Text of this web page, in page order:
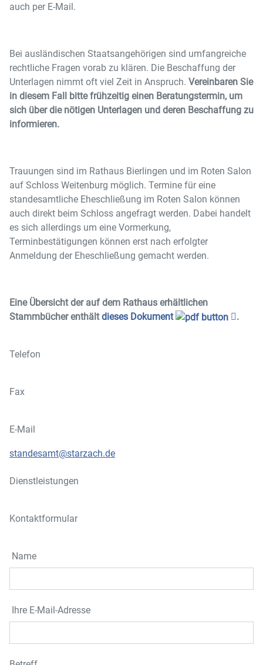
auch per E-Mail.
Bei ausländischen Staatsangehörigen sind umfangreiche
rechtliche Fragen vorab zu klären. Die Beschaffung der
Unterlagen nimmt oft viel Zeit in Anspruch. Vereinbaren Sie
in diesem Fall bitte frühzeitig einen Beratungstermin, um
sich über die nötigen Unterlagen und deren Beschaffung zu
informieren.
Trauungen sind im Rathaus Bierlingen und im Roten Salon
auf Schloss Weitenburg möglich. Termine für eine
standesamtliche Eheschließung im Roten Salon können
auch direkt beim Schloss angefragt werden. Dabei handelt
es sich allerdings um eine Vormerkung,
Terminbestätigungen können erst nach erfolgter
Anmeldung der Eheschließung gemacht werden.
Eine Übersicht der auf dem Rathaus erhältlichen
Stammbücher enthältdieses Dokument .
Telefon
Fax
E-Mail
standesamt@starzach.de
Dienstleistungen
Kontaktformular
Name
Ihre E-Mail-Adresse